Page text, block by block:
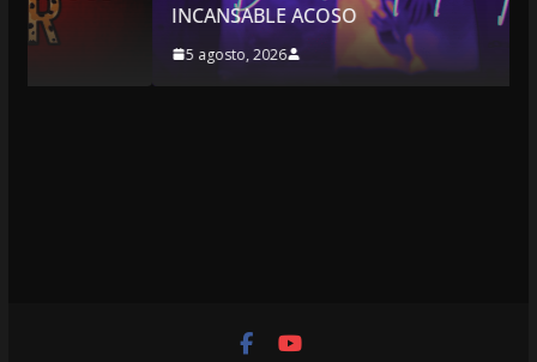
INCANSABLE ACOSO
5 agosto, 2026